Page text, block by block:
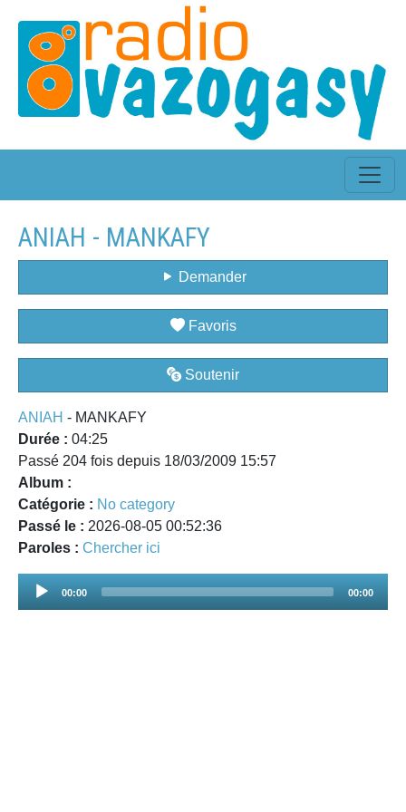
ANIAH - MANKAFY
Demander
Favoris
Soutenir
ANIAH - MANKAFY
Durée : 04:25
Passé 204 fois depuis 18/03/2009 15:57
Album :
Catégorie : No category
Passé le : 2026-08-05 00:52:36
Paroles : Chercher ici
Audio
00:00 00:00